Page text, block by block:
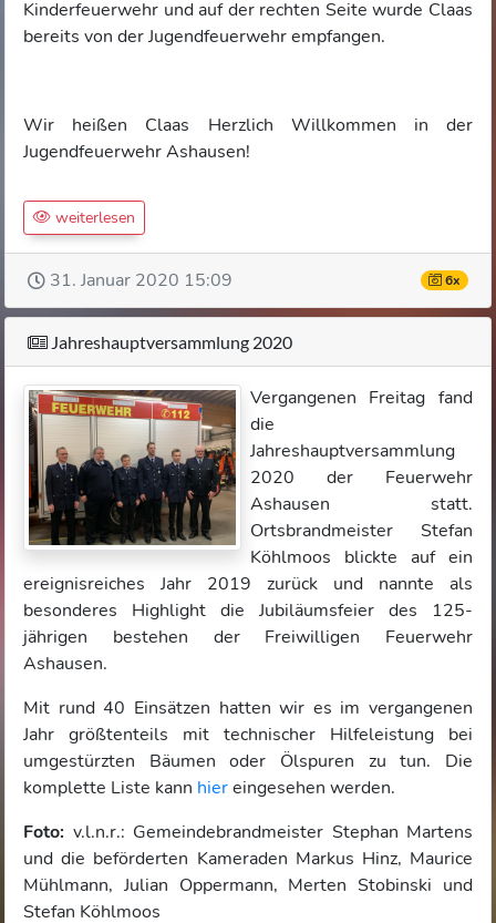
Kinderfeuerwehr und auf der rechten Seite wurde Claas
bereits von der Jugendfeuerwehr empfangen.
Wir heißen Claas Herzlich Willkommen in der
Jugendfeuerwehr Ashausen!
weiterlesen
31. Januar 2020 15:09 6x
Jahreshauptversammlung 2020
Vergangenen Freitag fand
die
Jahreshauptversammlung
2020 der Feuerwehr
Ashausen statt.
Ortsbrandmeister Stefan
Köhlmoos blickte auf ein
ereignisreiches Jahr 2019 zurück und nannte als
besonderes Highlight die Jubiläumsfeier des 125-
jährigen bestehen der Freiwilligen Feuerwehr
Ashausen.
Mit rund 40 Einsätzen hatten wir es im vergangenen
Jahr größtenteils mit technischer Hilfeleistung bei
umgestürzten Bäumen oder Ölspuren zu tun. Die
komplette Liste kann hiereingesehen werden.
Foto: v.l.n.r.: Gemeindebrandmeister Stephan Martens
und die beförderten Kameraden Markus Hinz, Maurice
Mühlmann, Julian Oppermann, Merten Stobinski und
Stefan Köhlmoos